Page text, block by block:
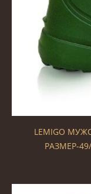
LEMIGO
РАЗМЕР-